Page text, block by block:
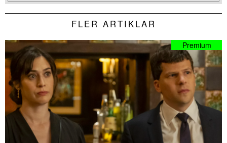
FLER ARTIKLAR